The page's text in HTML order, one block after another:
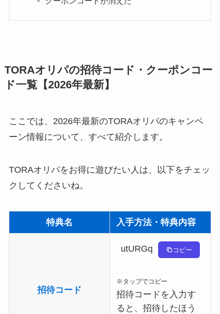
TORAオリパの招待コード・クーポンコー
ド一覧【2026年最新】
ここでは、2026年最新のTORAオリパのキャンペ
ーン情報について、すべて紹介します。
TORAオリパをお得に遊びたい人は、以下をチェッ
クしてくださいね。
特典名 入手方法・特典内容
招待コード
utURGq コピー
※タップでコピー
招待コードを入力す
ると、招待したほう